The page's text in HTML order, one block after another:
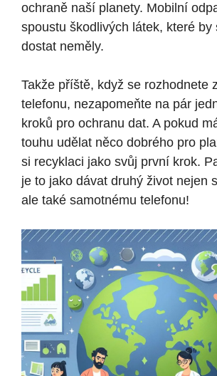
ochraně naší planety. Mobilní
spoustu škodlivých látek, které by
dostat neměly.
Takže příště, když se rozhodnete
telefonu, nezapomeňte na pár
kroků pro ochranu dat. A pokud
touhu udělat něco dobrého pro
si recyklaci jako svůj první krok.
je to jako dávat druhý život nejen
ale také samotnému telefonu!